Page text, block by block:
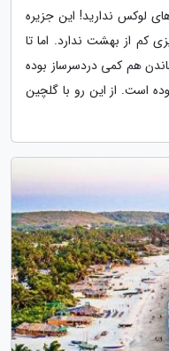
لوکس ندارید! این جزیره
کم از بهشت ندارد. اما تا
هم کمی دردسرساز بوده
است. از این رو با گلچین